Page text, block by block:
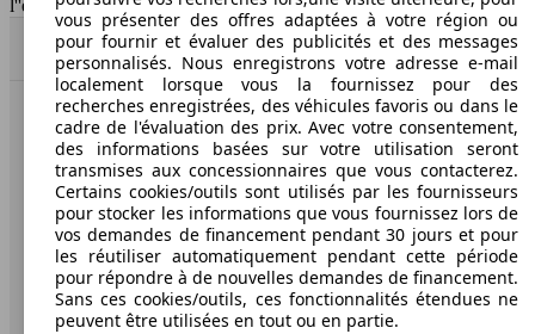
l''exactitude des indications fournies.
Haut
AutoScout24: la plus grande plateforme en ligne de
voitures en Europe
AutoScout24
A propos d'AutoScout24
Conditions d'utilisation
vous présenter des offres adaptées à votre région ou
pour fournir et évaluer des publicités et des messages
personnalisés. Nous enregistrons votre adresse e-mail
localement lorsque vous la fournissez pour des
recherches enregistrées, des véhicules favoris ou dans le
cadre de l'évaluation des prix. Avec votre consentement,
des informations basées sur votre utilisation seront
transmises aux concessionnaires que vous contacterez.
Certains cookies/outils sont utilisés par les fournisseurs
pour stocker les informations que vous fournissez lors de
vos demandes de financement pendant 30 jours et pour
les réutiliser automatiquement pendant cette période
pour répondre à de nouvelles demandes de financement.
Sans ces cookies/outils, ces fonctionnalités étendues ne
peuvent être utilisées en tout ou en partie.